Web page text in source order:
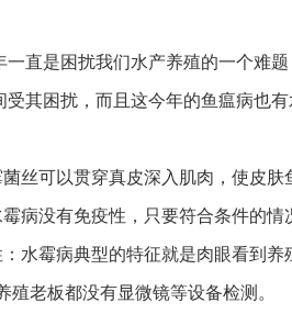
一直是困扰我们水产养殖的一个难
受其困扰，而且这今年的鱼瘟病也
菌丝可以贯穿真皮深入肌肉，使皮肤
霉病没有免疫性，只要符合条件的
水霉病典型的特征就是肉眼看到
殖老板都没有显微镜等设备检测。